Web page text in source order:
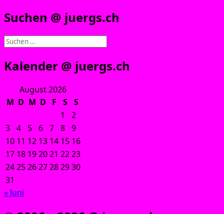
Suchen @ juergs.ch
Suchen
Kalender @ juergs.ch
August 2026
M D M D F S
S
1
2
3 4 5 6 7 8 9
10 11 12 13 14 15 16
17 18 192021 2223
24252627282930
31
« Juni